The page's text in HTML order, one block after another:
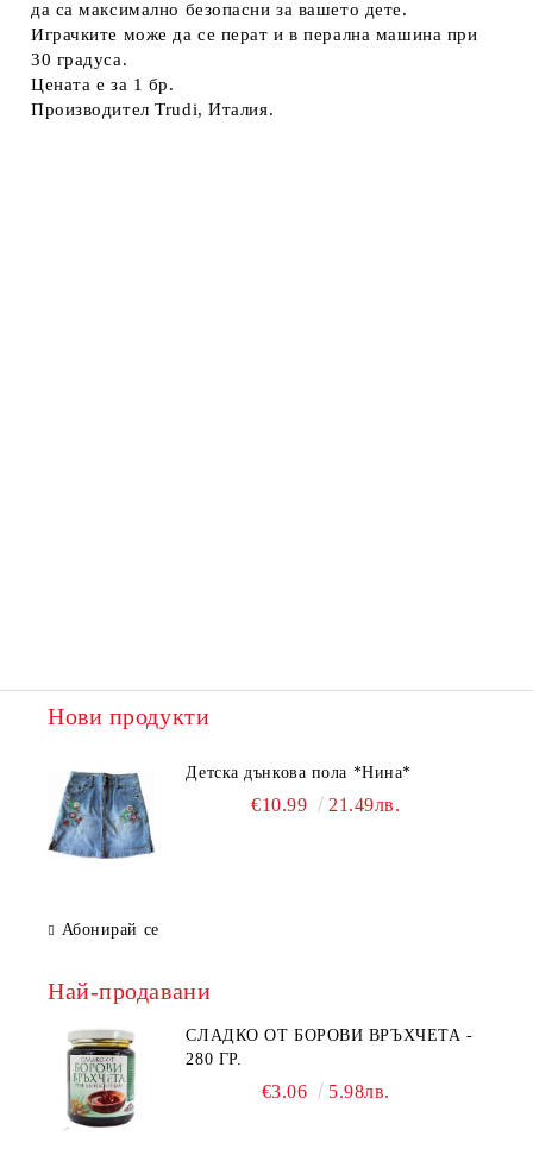
да са максимално безопасни за вашето дете.
Играчките може да се перат и в перална машина при
30 градуса.
Цената е за 1 бр.
Производител Trudi, Италия.
Нови продукти
Детска дънкова пола *Нина*
€10.99 21.49лв.
Абонирай се
Най-продавани
СЛАДКО ОТ БОРОВИ ВРЪХЧЕТА -
280 ГР.
€3.06 5.98лв.